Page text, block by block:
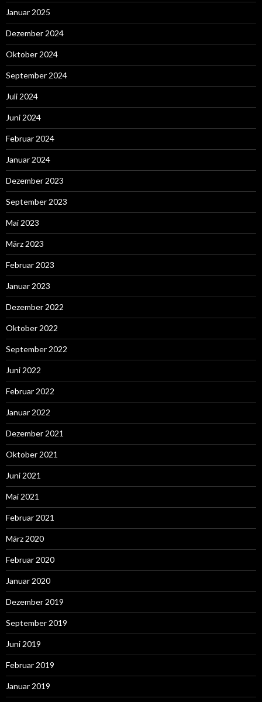
Januar 2025
Dezember 2024
Oktober 2024
September 2024
Juli 2024
Juni 2024
Februar 2024
Januar 2024
Dezember 2023
September 2023
Mai 2023
März 2023
Februar 2023
Januar 2023
Dezember 2022
Oktober 2022
September 2022
Juni 2022
Februar 2022
Januar 2022
Dezember 2021
Oktober 2021
Juni 2021
Mai 2021
Februar 2021
März 2020
Februar 2020
Januar 2020
Dezember 2019
September 2019
Juni 2019
Februar 2019
Januar 2019